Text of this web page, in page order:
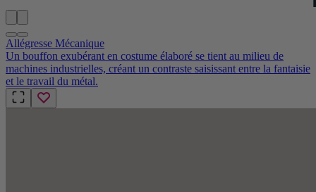
Allégresse Mécanique
Un bouffon exubérant en costume élaboré se tient au milieu de
machines industrielles, créant un contraste saisissant entre la fantaisie
et le travail du métal.